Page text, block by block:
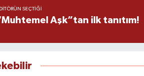
SEÇTIĞI
Aşk”tan ilk tanıtım!